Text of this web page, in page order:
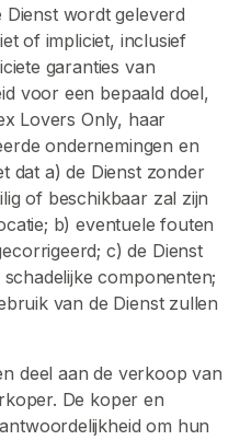
Dienst wordt geleverd
of impliciet, inclusief
garanties van
voor een bepaald doel,
Lovers Only, haar
ondernemingen en
dat a) de Dienst zonder
of beschikbaar zal zijn
b) eventuele fouten
c) de Dienst
componenten;
van de Dienst zullen
deel aan de verkoop van
De koper en
om hun